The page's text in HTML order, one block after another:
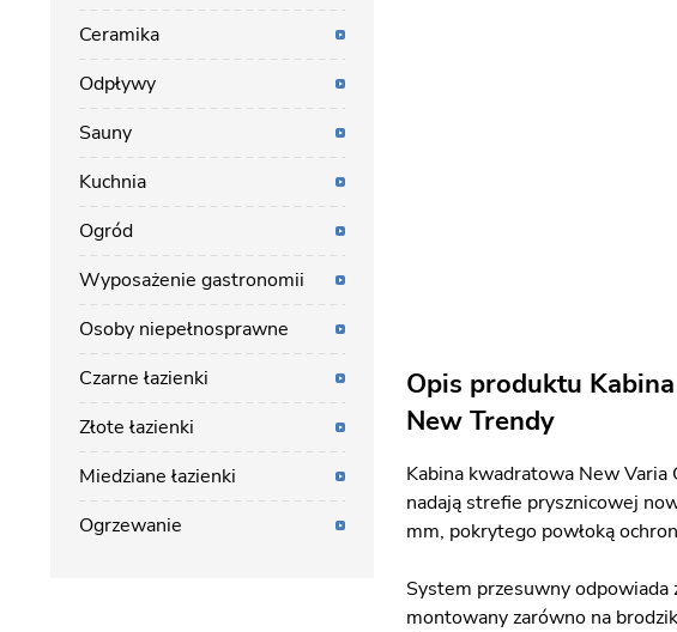
Opis produktu
New Trendy
Kabina kwadratowa New
nadają strefie prysznicowej
mm, pokrytego powłoką
System przesuwny odpowiada
montowany zarówno na
Ceramika
Odpływy
Sauny
Kuchnia
Ogród
Wyposażenie gastronomii
Osoby niepełnosprawne
Czarne łazienki
Złote łazienki
Miedziane łazienki
Ogrzewanie